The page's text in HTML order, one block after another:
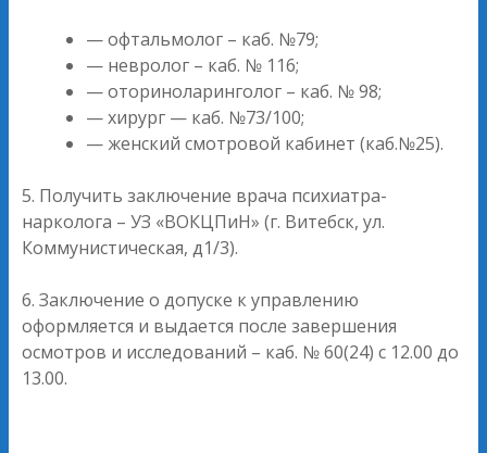
— офтальмолог – каб. №79;
— невролог – каб. № 116;
— оториноларинголог – каб. № 98;
— хирург — каб. №73/100;
— женский смотровой кабинет (каб.№25).
5. Получить заключение врача психиатра-
нарколога – УЗ «ВОКЦПиН» (г. Витебск, ул.
Коммунистическая, д1/3).
6. Заключение о допуске к управлению
оформляется и выдается после завершения
осмотров и исследований – каб. № 60(24) с 12.00 до
13.00.